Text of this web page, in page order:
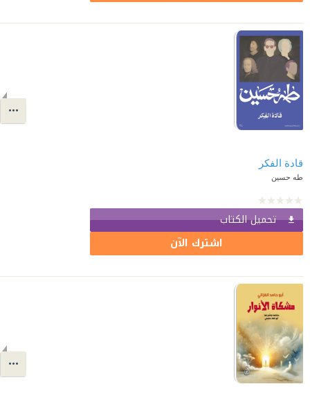
قادة الفكر
طه حسين
تحميل الكتاب
اشترك الآن